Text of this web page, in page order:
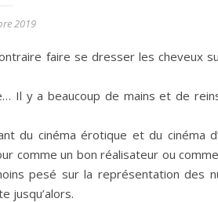
2019
faire se dresser les cheveux
Il y a beaucoup de mains et de
du cinéma érotique et du cinéma
comme un bon réalisateur ou
pesé sur la représentation des
jusqu’alors.